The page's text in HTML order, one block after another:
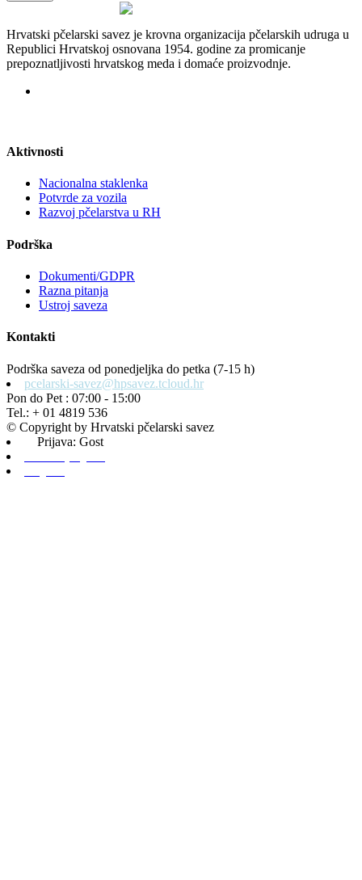
Hrvatski pčelarski savez je krovna organizacija pčelarskih udruga u
Republici Hrvatskoj osnovana 1954. godine za promicanje
prepoznatljivosti hrvatskog meda i domaće proizvodnje.
Aktivnosti
Nacionalna staklenka
Potvrde za vozila
Razvoj pčelarstva u RH
Podrška
Dokumenti/GDPR
Razna pitanja
Ustroj saveza
Kontakti
Podrška saveza od ponedjeljka do petka (7-15 h)
pcelarski-savez@hpsavez.tcloud.hr
Pon do Pet : 07:00 - 15:00
Tel.: + 01 4819 536
© Copyright by Hrvatski pčelarski savez
Prijava: Gost